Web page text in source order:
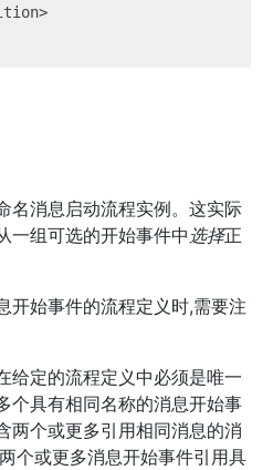
名消息启动流程实例。这实际
一组可选的开始事件中 选择正
开始事件的流程定义时,需要注
给定的流程定义中必须是唯一
个具有相同名称的消息开始事
两个或更多引用相同消息的消
个或更多消息开始事件引用具